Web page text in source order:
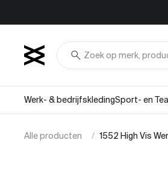
search
Werk- & bedrijfskledingSport- en
Alle producten 1552 High Vis